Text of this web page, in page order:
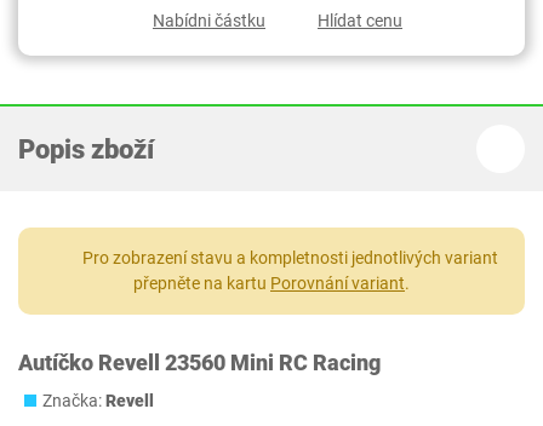
Nabídni částku
Hlídat cenu
Popis zboží
Pro zobrazení stavu a kompletnosti jednotlivých variant
přepněte na kartu Porovnání variant.
Autíčko Revell 23560 Mini RC Racing
Značka:Revell